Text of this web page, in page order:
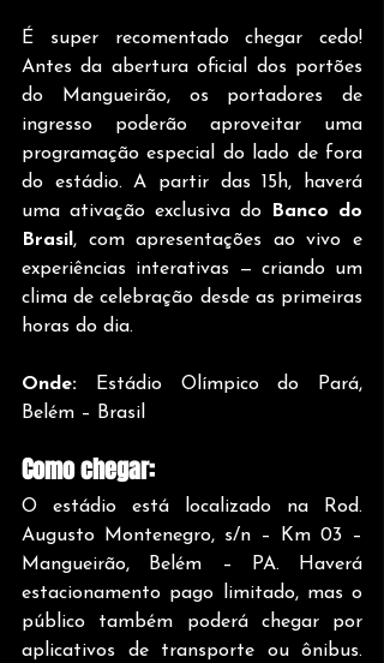
É super recomentado chegar cedo!
Antes da abertura oficial dos portões
do Mangueirão, os portadores de
ingresso poderão aproveitar uma
programação especial do lado de fora
do estádio. A partir das 15h, haverá
uma ativação exclusiva do
Banco do
Brasil , com apresentações ao vivo e
experiências interativas — criando um
clima de celebração desde as primeiras
horas do dia.
Onde:
Estádio Olímpico do Pará,
Belém – Brasil
Como chegar:
O estádio está localizado na Rod.
Augusto Montenegro, s/n – Km 03 –
Mangueirão, Belém – PA. Haverá
estacionamento pago limitado, mas o
público também poderá chegar por
aplicativos de transporte ou ônibus.